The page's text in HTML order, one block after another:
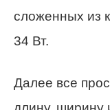
сложенных из
34 Вт.
Далее все